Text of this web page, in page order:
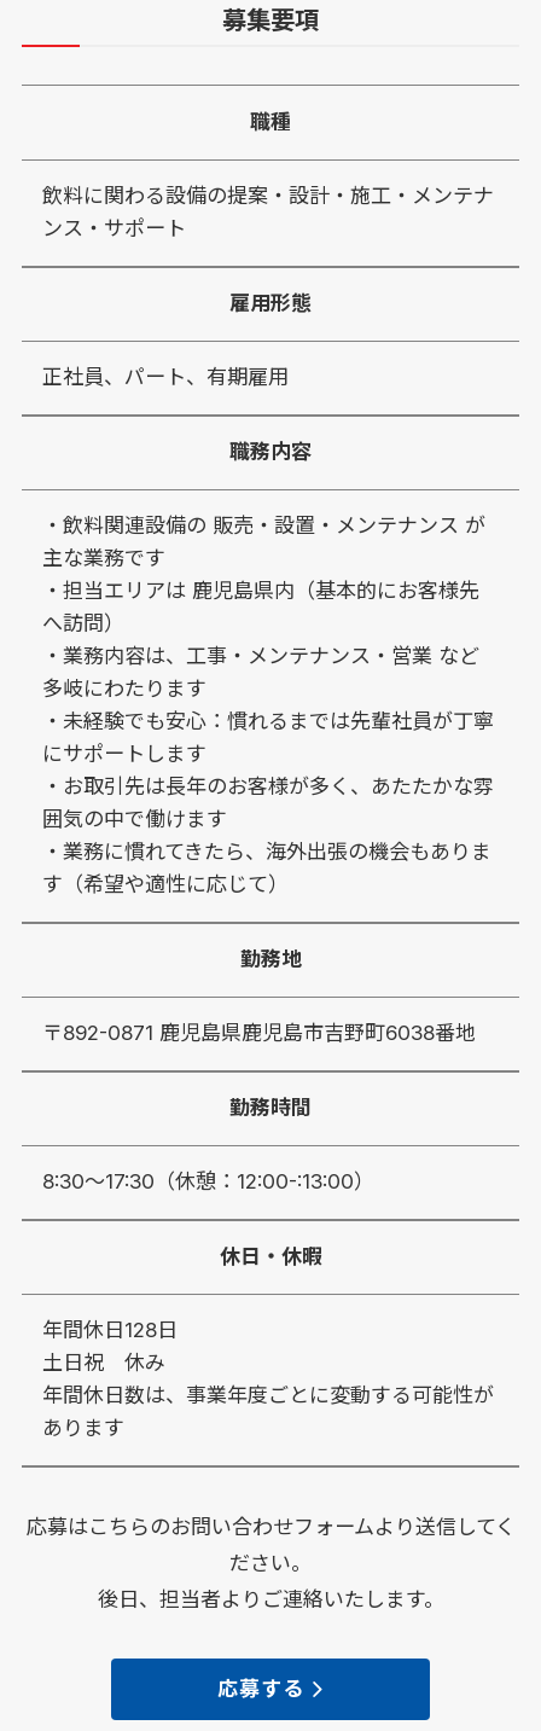
募集要項
職種
飲料に関わる設備の提案・設計・施工・メンテナ
ンス・サポート
雇用形態
正社員、パート、有期雇用
職務内容
・飲料関連設備の 販売・設置・メンテナンス が
主な業務です
・担当エリアは 鹿児島県内（基本的にお客様先
へ訪問）
・業務内容は、工事・メンテナンス・営業 など
多岐にわたります
・未経験でも安心：慣れるまでは先輩社員が丁寧
にサポートします
・お取引先は長年のお客様が多く、あたたかな雰
囲気の中で働けます
・業務に慣れてきたら、海外出張の機会もありま
す（希望や適性に応じて）
勤務地
〒892-0871 鹿児島県鹿児島市吉野町6038番地
勤務時間
8:30〜17:30（休憩：12:00-:13:00）
休日・休暇
年間休日128日
土日祝 休み
年間休日数は、事業年度ごとに変動する可能性が
あります
応募はこちらのお問い合わせフォームより送信してく
ださい。
後日、担当者よりご連絡いたします。
応募する